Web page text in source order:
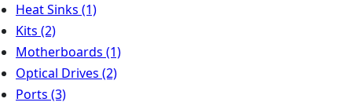
Heat Sinks (1)
Kits (2)
Motherboards (1)
Optical Drives (2)
Ports (3)